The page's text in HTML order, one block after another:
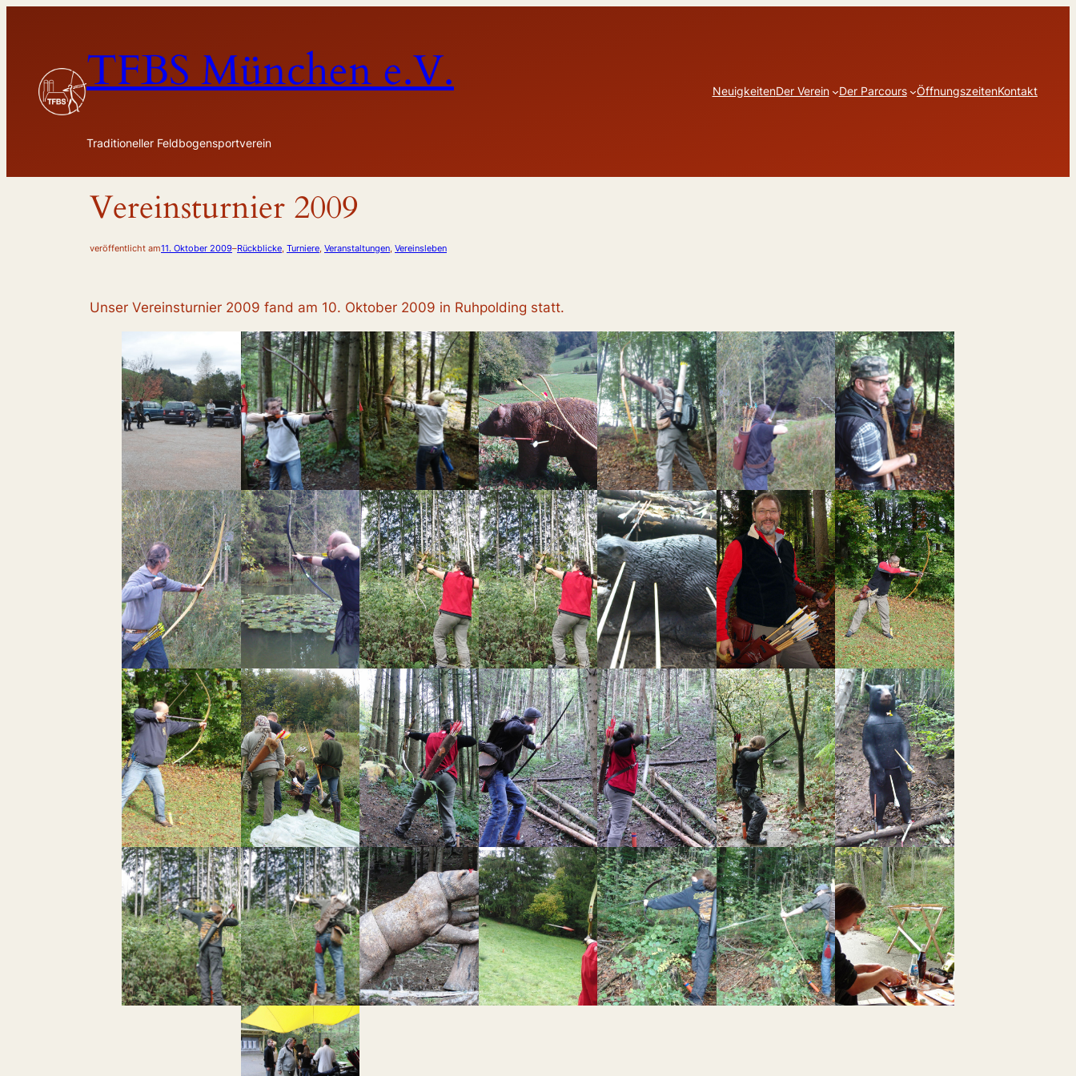
TFBS München e.V.
Traditioneller Feldbogensportverein
NeuigkeitenDer Verein Der Parcours ÖffnungszeitenKontakt
Vereinsturnier 2009
veröffentlicht am11. Oktober 2009–Rückblicke, Turniere, Veranstaltungen, Vereinsleben
Unser Vereinsturnier 2009 fand am 10. Oktober 2009 in Ruhpolding statt.